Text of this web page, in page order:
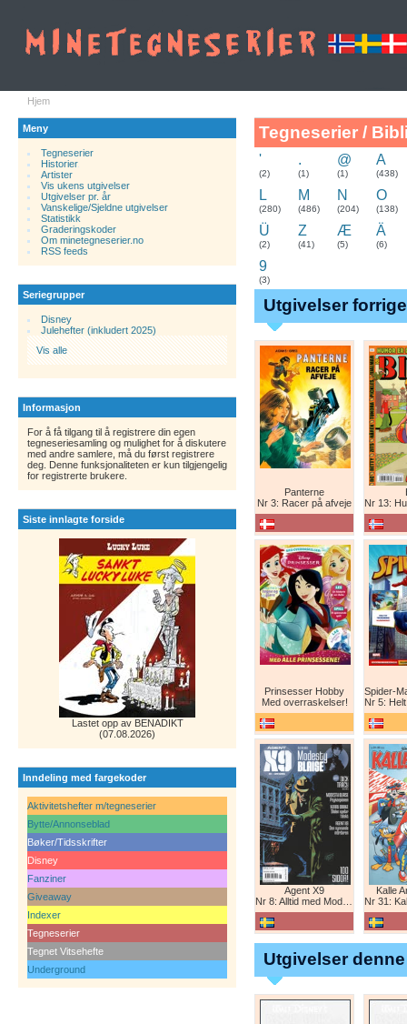
Hjem
Meny
Tegneserier
Historier.
Artister
Vis ukens utgivelser
Utgivelser pr. år
Vanskelige/Sjeldne utgivelser
Statistikk
Graderingskoder
Om minetegneserier.no
RSS feeds
Seriegrupper
Disney
Julehefter (inkludert 2025)
Vis alle
Informasjon
For å få tilgang til å registrere din egen
tegneseriesamling og mulighet for å diskutere
med andre samlere, må du først registrere
deg. Denne funksjonaliteten er kun tilgjengelig
for registrerte brukere.
Siste innlagte forside
Lastet opp av BENADIKT
(07.08.2026)
Inndeling med fargekoder
Aktivitetshefter m/tegneserier
Bytte/Annonseblad
Bøker/Tidsskrifter
Disney
Fanziner
Giveaway
Indexer
Tegneserier
Tegnet Vitsehefte
Underground
Tegneserier /
'
(2)
.
(1)
@
(1)
A
(438)
L
(280)
M
(486)
N
(204)
O
(138)
Ü
(2)
Z
(41)
Æ
(5)
Ä
(6)
9
(3)
Utgivelser
Panterne
Nr 3: Racer på afveje
Nr 13: Humor
Prinsesser Hobby
Med overraskelser!
Nr 5: Helt ny
Agent X9
Nr 8: Alltid med Modesty Blaise
Kalle
Nr 31:
Utgivelser